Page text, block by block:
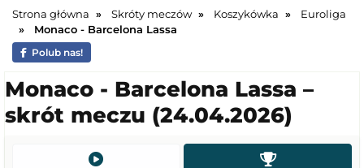
Strona główna Skróty meczów Koszykówka
Euroliga
Monaco - Barcelona Lassa
Polub nas!
Monaco - Barcelona Lassa –
skrót meczu (24.04.2026)